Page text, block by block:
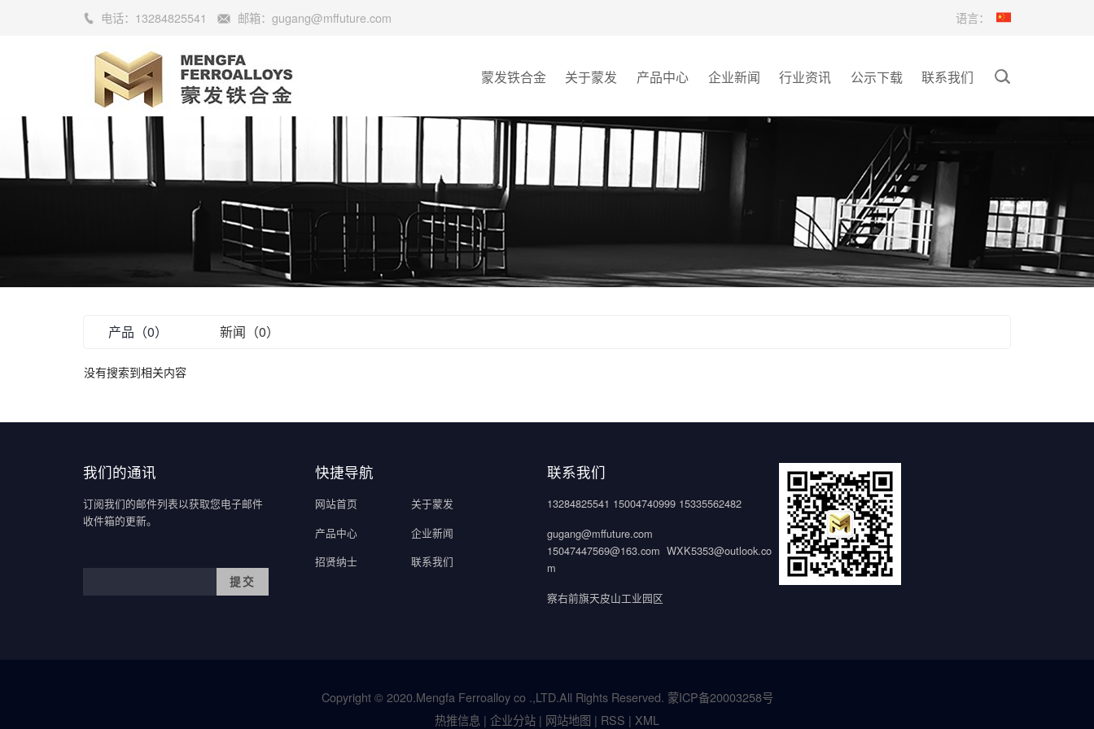
电话： 13284825541 邮箱：gugang@mffuture.com 语言：
蒙发铁合金 关于蒙发 产品中心 企业新闻 行业资讯 公示下载 联系我们
产品（0） 新闻（0）
没有搜索到相关内容
我们的通讯
订阅我们的邮件列表以获取您电子邮件
收件箱的更新。
快捷导航
网站首页
关于蒙发
产品中心
企业新闻
招贤纳士
联系我们
联系我们
13284825541 15004740999 15335562482
gugang@mffuture.com
15047447569@163.com WXK5353@outlook.co
m
察右前旗天皮山工业园区
Copyright © 2020.Mengfa Ferroalloy co .,LTD.All Rights Reserved. 蒙ICP备20003258号
热推信息 | 企业分站 | 网站地图 | RSS | XML